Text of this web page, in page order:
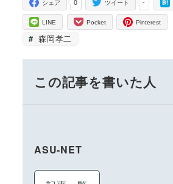
シェア ツイート
LINE Pocket Pinterest
森岡孝二
この記事を書いた人
ASU-NET